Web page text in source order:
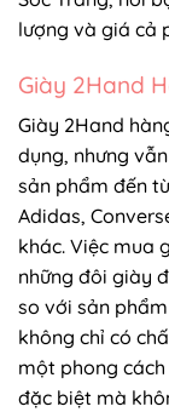
lượng và giá cả
Giày 2Hand
Giày 2Hand
dụng, nhưng
sản phẩm đến
Adidas,
khác. Việc mua
những đôi giày
so với sản
không chỉ có
một phong
đặc biệt mà